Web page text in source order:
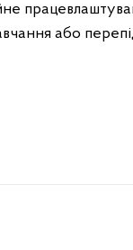
або